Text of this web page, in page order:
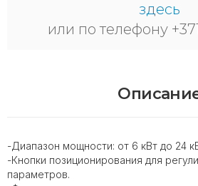
здесь
или по телефону
-Диапазон мощности: от 6 кВт до 24
-Кнопки позиционирования для
параметров.